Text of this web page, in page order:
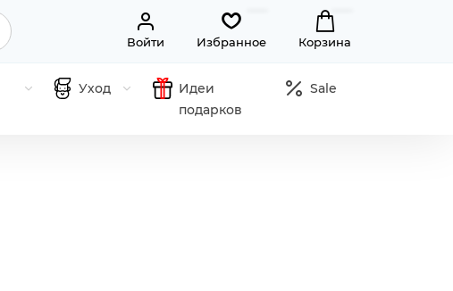
Войти Избранное Корзина
Уход
Идеи
подарков
Sale